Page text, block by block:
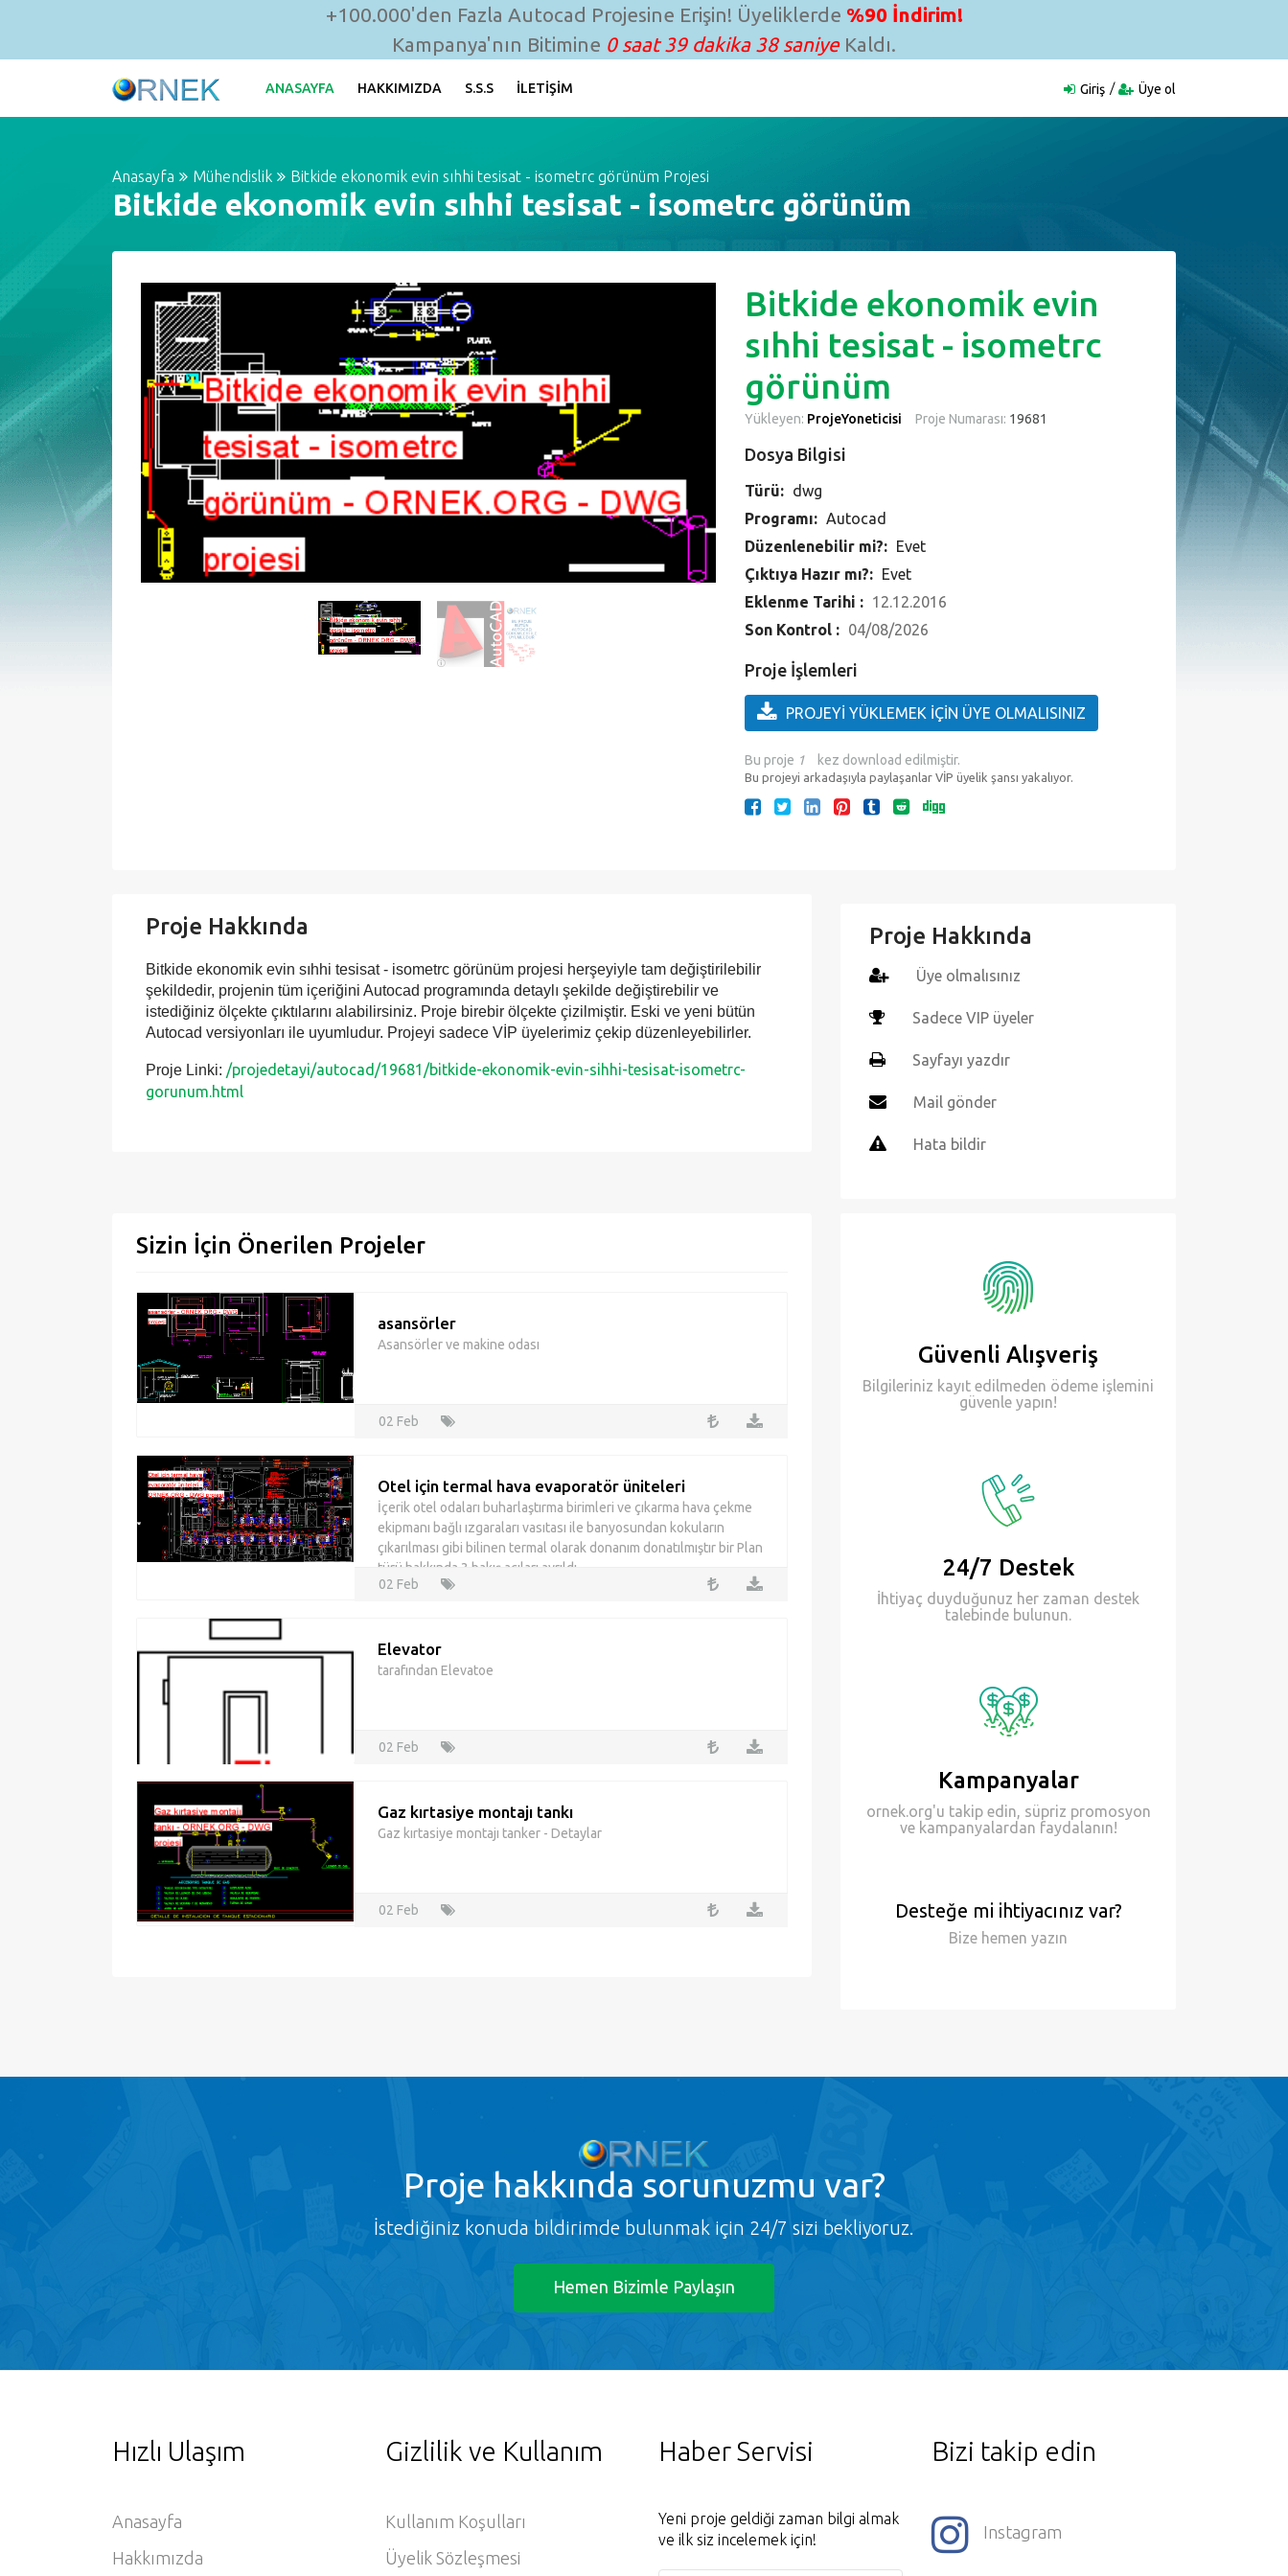
+100.000'den Fazla Autocad Projesine Erişin! Üyeliklerde %90 İndirim!
Kampanya'nın Bitimine 0 saat 39 dakika 37 saniyeKaldı.
ANASAYFA HAKKIMIZDA S.S.S İLETIŞIM Giriş Üye ol
Anasayfa Mühendislik Bitkide ekonomik evin sıhhi tesisat - isometrc görünüm Projesi
Bitkide ekonomik evin sıhhi tesisat - isometrc görünüm
Bitkide ekonomik evin
sıhhi tesisat - isometrc
görünüm
Yükleyen: ProjeYoneticisi Proje Numarası: 19681
Dosya Bilgisi
Türü: dwg
Programı: Autocad
Düzenlenebilir mi?: Evet
Çıktıya Hazır mı?: Evet
Eklenme Tarihi : 12.12.2016
Son Kontrol : 04/08/2026
Proje İşlemleri
PROJEYİ YÜKLEMEK İÇİN ÜYE OLMALISINIZ
Bu proje 1 kez download edilmiştir.
Bu projeyi arkadaşıyla paylaşanlar VİP üyelik şansı yakalıyor.
Proje Hakkında
Bitkide ekonomik evin sıhhi tesisat - isometrc görünüm projesi herşeyiyle tam değiştirilebilir
şekildedir, projenin tüm içeriğini Autocad programında detaylı şekilde değiştirebilir ve
istediğiniz ölçekte çıktılarını alabilirsiniz. Proje birebir ölçekte çizilmiştir. Eski ve yeni bütün
Autocad versiyonları ile uyumludur. Projeyi sadece VİP üyelerimiz çekip düzenleyebilirler.
Proje Linki: /projedetayi/autocad/19681/bitkide-ekonomik-evin-sihhi-tesisat-isometrc-
gorunum.html
Proje Hakkında
Üye olmalısınız
Sadece VIP üyeler
Sayfayı yazdır
Mail gönder
Hata bildir
Sizin İçin Önerilen Projeler
asansörler
Asansörler ve makine odası
02 Feb
Otel için termal hava evaporatör üniteleri
İçerik otel odaları buharlaştırma birimleri ve çıkarma hava çekme
ekipmanı bağlı ızgaraları vasıtası ile banyosundan kokuların
çıkarılması gibi bilinen termal olarak donanım donatılmıştır bir Plan
türü hakkında 3 bakış açıları ayrıldı.
02 Feb
Elevator
tarafından Elevatoe
02 Feb
Gaz kırtasiye montajı tankı
Gaz kırtasiye montajı tanker - Detaylar
02 Feb
Güvenli Alışveriş
Bilgileriniz kayıt edilmeden ödeme işlemini
güvenle yapın!
24/7 Destek
İhtiyaç duyduğunuz her zaman destek
talebinde bulunun.
Kampanyalar
ornek.org'u takip edin, süpriz promosyon
ve kampanyalardan faydalanın!
Desteğe mi ihtiyacınız var?
Bize hemen yazın
Proje hakkında sorunuzmu var?
İstediğiniz konuda bildirimde bulunmak için 24/7 sizi bekliyoruz.
Hemen Bizimle Paylaşın
Hızlı Ulaşım
Anasayfa
Hakkımızda
Gizlilik ve Kullanım
Kullanım Koşulları
Üyelik Sözleşmesi
Haber Servisi
Yeni proje geldiği zaman bilgi almak
ve ilk siz incelemek için!
Bizi takip edin
Instagram